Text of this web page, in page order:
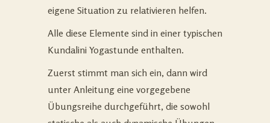
eigene Situation zu relativieren helfen.
Alle diese Elemente sind in einer typischen
Kundalini Yogastunde enthalten.
Zuerst stimmt man sich ein, dann wird
unter Anleitung eine vorgegebene
Übungsreihe durchgeführt, die sowohl